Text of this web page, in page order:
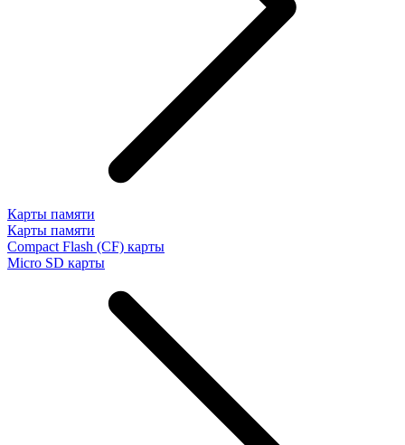
Карты памяти
Карты памяти
Compact Flash (CF) карты
Micro SD карты